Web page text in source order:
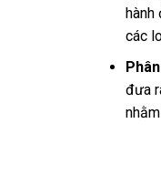
hành
các
đưa